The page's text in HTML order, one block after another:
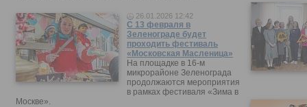
26.01.2026 12:42
С 13 февраля в
Зеленограде будет
проходить фестиваль
«Московская Масленица»
На площадке в 16-м
микрорайоне Зеленограда
продолжаются мероприятия
в рамках фестиваля «Зима в
Москве».